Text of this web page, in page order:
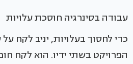
עבודה בסינרגיה חוסכת עלויות
כדי לחסוך בעלויות, יניב לקח
הפרויקט בשתי ידיו. הוא לקח